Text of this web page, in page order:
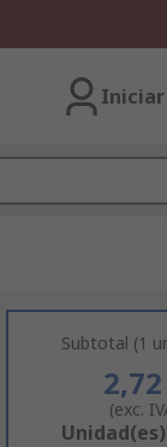
Iniciar
Subtotal (1
(exc.
Add
Unidad(es)